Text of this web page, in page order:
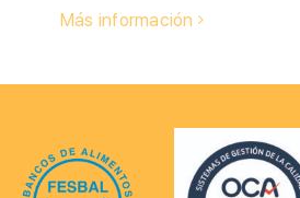
Más información